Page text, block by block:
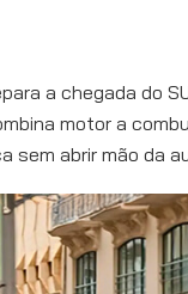
a chegada do
motor a
sem abrir mão da